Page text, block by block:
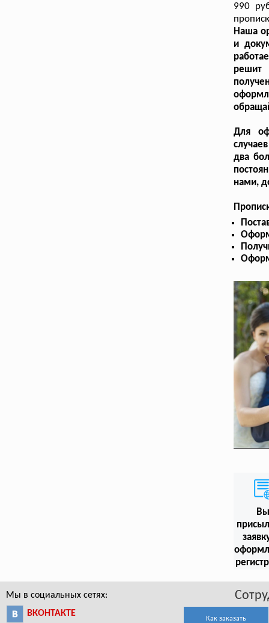
990
Наша
и
решит
Для
два
нами,
Вы
Мы в социальных сетях:
ВКОНТАКТЕ
Как заказать